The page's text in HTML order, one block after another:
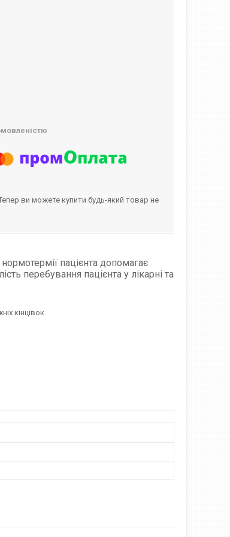
ви можете купити будь-який товар не
пацієнта допомагає
перебування пацієнта у лікарні та
кінцівок